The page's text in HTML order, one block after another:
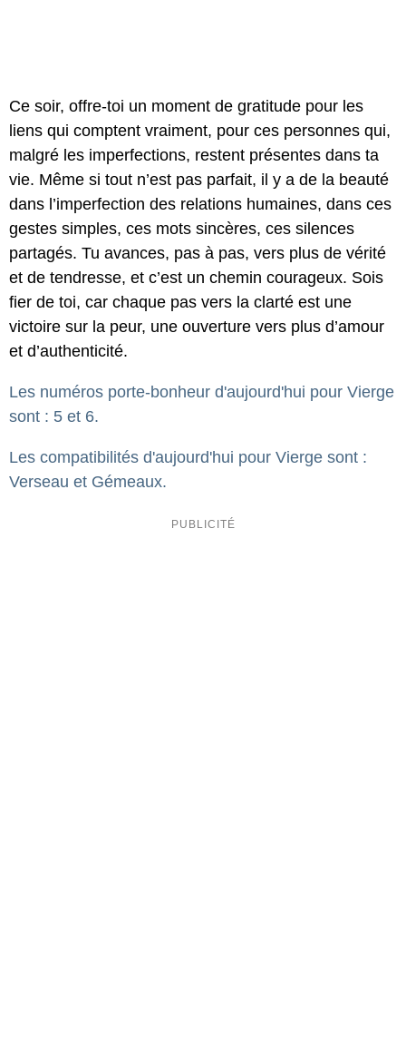
Ce soir, offre-toi un moment de gratitude pour les
liens qui comptent vraiment, pour ces personnes qui,
malgré les imperfections, restent présentes dans ta
vie. Même si tout n’est pas parfait, il y a de la beauté
dans l’imperfection des relations humaines, dans ces
gestes simples, ces mots sincères, ces silences
partagés. Tu avances, pas à pas, vers plus de vérité
et de tendresse, et c’est un chemin courageux. Sois
fier de toi, car chaque pas vers la clarté est une
victoire sur la peur, une ouverture vers plus d’amour
et d’authenticité.
Les numéros porte-bonheur d'aujourd'hui pour Vierge
sont : 5 et 6.
Les compatibilités d'aujourd'hui pour Vierge sont :
Verseau et Gémeaux.